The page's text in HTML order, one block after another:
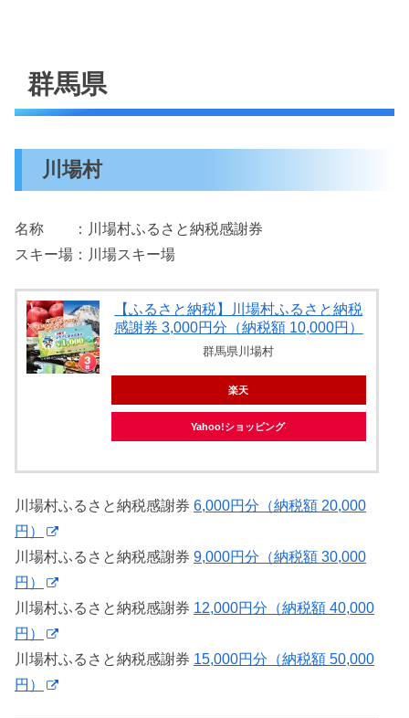
群馬県
川場村
名称 ：川場村ふるさと納税感謝券
スキー場：川場スキー場
【ふるさと納税】川場村ふるさと納税
感謝券 3,000円分（納税額 10,000円）
群馬県川場村
楽天
Yahoo!ショッピング
川場村ふるさと納税感謝券 6,000円分（納税額 20,000
円）
川場村ふるさと納税感謝券 9,000円分（納税額 30,000
円）
川場村ふるさと納税感謝券 12,000円分（納税額 40,000
円）
川場村ふるさと納税感謝券 15,000円分（納税額 50,000
円）